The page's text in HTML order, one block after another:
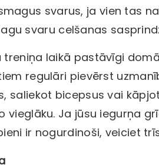
svarus, ja vien tas
svaru celšanas
treniņa laikā pastāvīgi
regulāri pievērst
saliekot bicepsus vai
vieglāku. Ja jūsu iegurņa
ir nogurdinoši, veiciet